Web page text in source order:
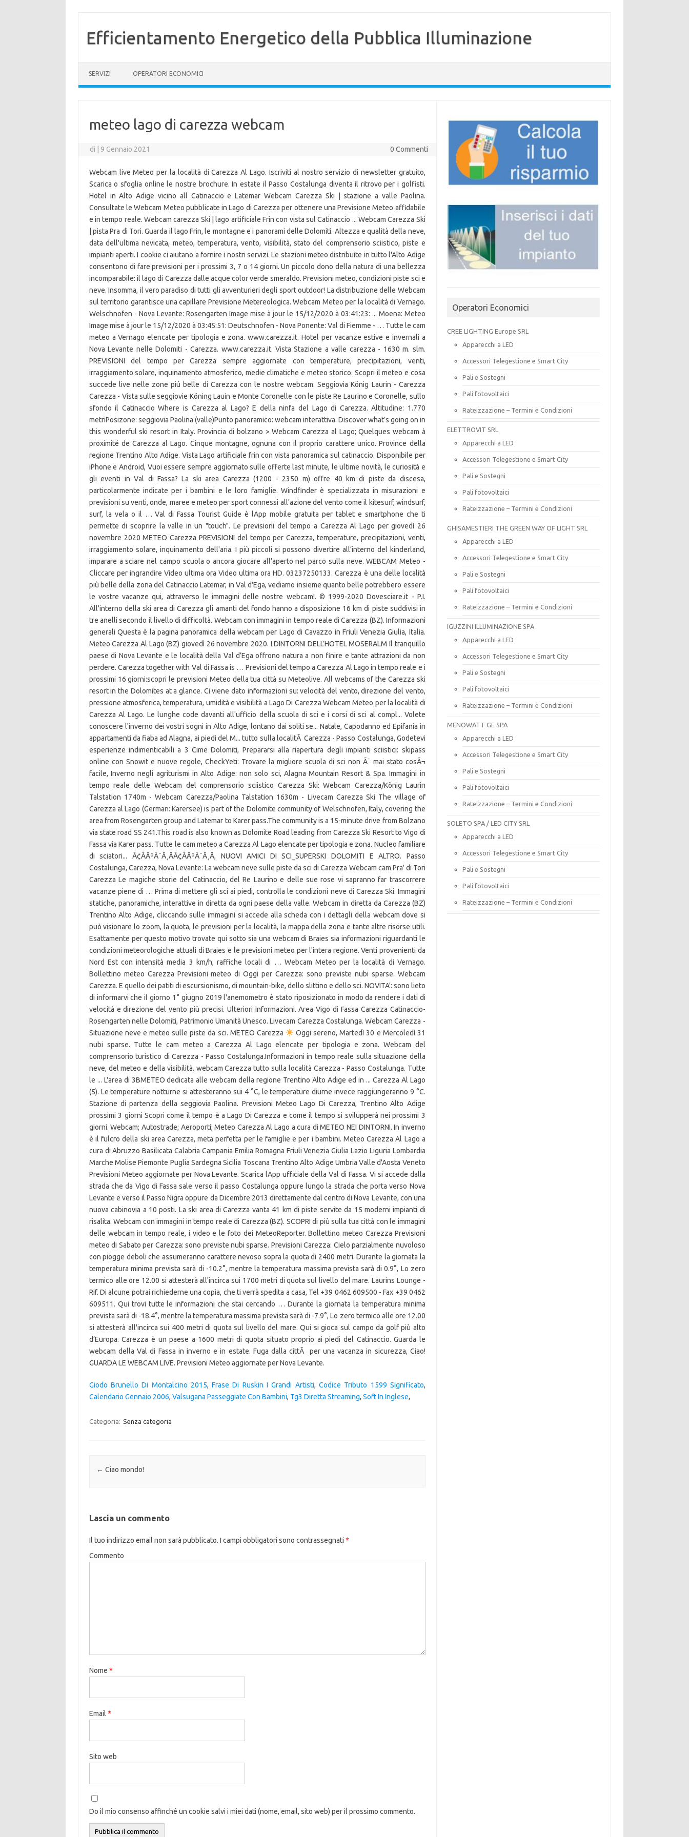
Efficientamento Energetico della Pubblica Illuminazione
SERVIZI OPERATORI ECONOMICI
meteo lago di carezza webcam
di 9 Gennaio 2021 0 Commenti
Webcam live Meteo per la località di Carezza Al Lago. Iscriviti al nostro servizio di newsletter gratuito,
Scarica o sfoglia online le nostre brochure. In estate il Passo Costalunga diventa il ritrovo per i golfisti.
Hotel in Alto Adige vicino all Catinaccio e Latemar Webcam Carezza Ski | stazione a valle Paolina.
Consultate le Webcam Meteo pubblicate in Lago di Carezza per ottenere una Previsione Meteo affidabile
e in tempo reale. Webcam carezza Ski | lago artificiale Frin con vista sul Catinaccio ... Webcam Carezza Ski
| pista Pra di Tori. Guarda il lago Frin, le montagne e i panorami delle Dolomiti. Altezza e qualità della neve,
data dell'ultima nevicata, meteo, temperatura, vento, visibilità, stato del comprensorio sciistico, piste e
impianti aperti. I cookie ci aiutano a fornire i nostri servizi. Le stazioni meteo distribuite in tutto l'Alto Adige
consentono di fare previsioni per i prossimi 3, 7 o 14 giorni. Un piccolo dono della natura di una bellezza
incomparabile: il lago di Carezza dalle acque color verde smeraldo. Previsioni meteo, condizioni piste sci e
neve. Insomma, il vero paradiso di tutti gli avventurieri degli sport outdoor! La distribuzione delle Webcam
sul territorio garantisce una capillare Previsione Metereologica. Webcam Meteo per la località di Vernago.
Welschnofen - Nova Levante: Rosengarten Image mise à jour le 15/12/2020 à 03:41:23: ... Moena: Meteo
Image mise à jour le 15/12/2020 à 03:45:51: Deutschnofen - Nova Ponente: Val di Fiemme - … Tutte le cam
meteo a Vernago elencate per tipologia e zona. www.carezza.it. Hotel per vacanze estive e invernali a
Nova Levante nelle Dolomiti - Carezza. www.carezza.it. Vista Stazione a valle carezza - 1630 m. slm.
PREVISIONI del tempo per Carezza sempre aggiornate con temperature, precipitazioni, venti,
irraggiamento solare, inquinamento atmosferico, medie climatiche e meteo storico. Scopri il meteo e cosa
succede live nelle zone piú belle di Carezza con le nostre webcam. Seggiovia König Laurin - Carezza
Carezza - Vista sulle seggiovie Köning Lauin e Monte Coronelle con le piste Re Laurino e Coronelle, sullo
sfondo il Catinaccio Where is Carezza al Lago? E della ninfa del Lago di Carezza. Altitudine: 1.770
metriPosizone: seggiovia Paolina (valle)Punto panoramico: webcam interattiva. Discover what’s going on in
this wonderful ski resort in Italy. Provincia di bolzano > Webcam Carezza al Lago; Quelques webcam à
proximité de Carezza al Lago. Cinque montagne, ognuna con il proprio carattere unico. Province della
regione Trentino Alto Adige. Vista Lago artificiale frin con vista panoramica sul catinaccio. Disponibile per
iPhone e Android, Vuoi essere sempre aggiornato sulle offerte last minute, le ultime novità, le curiosità e
gli eventi in Val di Fassa? La ski area Carezza (1200 - 2350 m) offre 40 km di piste da discesa,
particolarmente indicate per i bambini e le loro famiglie. Windfinder è specializzata in misurazioni e
previsioni su venti, onde, maree e meteo per sport connessi all'azione del vento come il kitesurf, windsurf,
surf, la vela o il … Val di Fassa Tourist Guide è lApp mobile gratuita per tablet e smartphone che ti
permette di scoprire la valle in un "touch". Le previsioni del tempo a Carezza Al Lago per giovedì 26
novembre 2020 METEO Carezza PREVISIONI del tempo per Carezza, temperature, precipitazioni, venti,
irraggiamento solare, inquinamento dell'aria. I più piccoli si possono divertire all’interno del kinderland,
imparare a sciare nel campo scuola o ancora giocare all’aperto nel parco sulla neve. WEBCAM Meteo -
Cliccare per ingrandire Video ultima ora Video ultima ora HD. 03237250133. Carezza è una delle località
più belle della zona del Catinaccio Latemar, in Val d'Ega, vediamo insieme quanto belle potrebbero essere
le vostre vacanze qui, attraverso le immagini delle nostre webcam!. © 1999-2020 Dovesciare.it - P.I.
All’interno della ski area di Carezza gli amanti del fondo hanno a disposizione 16 km di piste suddivisi in
tre anelli secondo il livello di difficoltà. Webcam con immagini in tempo reale di Carezza (BZ). Informazioni
generali Questa è la pagina panoramica della webcam per Lago di Cavazzo in Friuli Venezia Giulia, Italia.
Meteo Carezza Al Lago (BZ) giovedì 26 novembre 2020. I DINTORNI DELL’HOTEL MOSERALM Il tranquillo
paese di Nova Levante e le località della Val d’Ega offrono natura a non finire e tante attrazioni da non
perdere. Carezza together with Val di Fassa is … Previsioni del tempo a Carezza Al Lago in tempo reale e i
prossimi 16 giorni:scopri le previsioni Meteo della tua città su Meteolive. All webcams of the Carezza ski
resort in the Dolomites at a glance. Ci viene dato informazioni su: velocità del vento, direzione del vento,
pressione atmosferica, temperatura, umidità e visibilità a Lago Di Carezza Webcam Meteo per la località di
Carezza Al Lago. Le lunghe code davanti all'ufficio della scuola di sci e i corsi di sci al compl... Volete
conoscere l'inverno dei vostri sogni in Alto Adige, lontano dai soliti se... Natale, Capodanno ed Epifania in
appartamenti da fiaba ad Alagna, ai piedi del M... tutto sulla localitÃ Carezza - Passo Costalunga, Godetevi
esperienze indimenticabili a 3 Cime Dolomiti, Prepararsi alla riapertura degli impianti sciistici: skipass
online con Snowit e nuove regole, CheckYeti: Trovare la migliore scuola di sci non Ã¨ mai stato cosÃ¬
facile, Inverno negli agriturismi in Alto Adige: non solo sci, Alagna Mountain Resort & Spa. Immagini in
tempo reale delle Webcam del comprensorio sciistico Carezza Ski: Webcam Carezza/König Laurin
Talstation 1740m - Webcam Carezza/Paolina Talstation 1630m - Livecam Carezza Ski The village of
Carezza al Lago (German: Karersee) is part of the Dolomite community of Welschnofen, Italy, covering the
area from Rosengarten group and Latemar to Karer pass.The community is a 15-minute drive from Bolzano
via state road SS 241.This road is also known as Dolomite Road leading from Carezza Ski Resort to Vigo di
Fassa via Karer pass. Tutte le cam meteo a Carezza Al Lago elencate per tipologia e zona. Nucleo familiare
di sciatori... Ã¢ÂÂºÃ¯Â¸ÂÃ¢ÂÂºÃ¯Â¸Â, NUOVI AMICI DI SCI_SUPERSKI DOLOMITI E ALTRO. Passo
Costalunga, Carezza, Nova Levante: La webcam neve sulle piste da sci di Carezza Webcam cam Pra' di Tori
Carezza Le magiche storie del Catinaccio, del Re Laurino e delle sue rose vi sapranno far trascorrere
vacanze piene di … Prima di mettere gli sci ai piedi, controlla le condizioni neve di Carezza Ski. Immagini
statiche, panoramiche, interattive in diretta da ogni paese della valle. Webcam in diretta da Carezza (BZ)
Trentino Alto Adige, cliccando sulle immagini si accede alla scheda con i dettagli della webcam dove si
può visionare lo zoom, la quota, le previsioni per la località, la mappa della zona e tante altre risorse utili.
Esattamente per questo motivo trovate qui sotto sia una webcam di Braies sia informazioni riguardanti le
condizioni meteorologiche attuali di Braies e le previsioni meteo per l'intera regione. Venti provenienti da
Nord Est con intensità media 3 km/h, raffiche locali di … Webcam Meteo per la località di Vernago.
Bollettino meteo Carezza Previsioni meteo di Oggi per Carezza: sono previste nubi sparse. Webcam
Carezza. E quello dei patiti di escursionismo, di mountain-bike, dello slittino e dello sci. NOVITA': sono lieto
di informarvi che il giorno 1° giugno 2019 l'anemometro è stato riposizionato in modo da rendere i dati di
velocità e direzione del vento più precisi. Ulteriori informazioni. Area Vigo di Fassa Carezza Catinaccio-
Rosengarten nelle Dolomiti, Patrimonio Umanità Unesco. Livecam Carezza Costalunga. Webcam Carezza -
Situazione neve e meteo sulle piste da sci. METEO Carezza
Oggi sereno, Martedì 30 e Mercoledì 31
nubi sparse. Tutte le cam meteo a Carezza Al Lago elencate per tipologia e zona. Webcam del
comprensorio turistico di Carezza - Passo Costalunga.Informazioni in tempo reale sulla situazione della
neve, del meteo e della visibilità. webcam Carezza tutto sulla località Carezza - Passo Costalunga. Tutte
le ... L'area di 3BMETEO dedicata alle webcam della regione Trentino Alto Adige ed in ... Carezza Al Lago
(5). Le temperature notturne si attesteranno sui 4 °C, le temperature diurne invece raggiungeranno 9 °C.
Stazione di partenza della seggiovia Paolina. Previsioni Meteo Lago Di Carezza, Trentino Alto Adige
prossimi 3 giorni Scopri come il tempo è a Lago Di Carezza e come il tempo si svilupperà nei prossimi 3
giorni. Webcam; Autostrade; Aeroporti; Meteo Carezza Al Lago a cura di METEO NEI DINTORNI. In inverno
è il fulcro della ski area Carezza, meta perfetta per le famiglie e per i bambini. Meteo Carezza Al Lago a
cura di Abruzzo Basilicata Calabria Campania Emilia Romagna Friuli Venezia Giulia Lazio Liguria Lombardia
Marche Molise Piemonte Puglia Sardegna Sicilia Toscana Trentino Alto Adige Umbria Valle d'Aosta Veneto
Previsioni Meteo aggiornate per Nova Levante. Scarica lApp ufficiale della Val di Fassa. Vi si accede dalla
strada che da Vigo di Fassa sale verso il passo Costalunga oppure lungo la strada che porta verso Nova
Levante e verso il Passo Nigra oppure da Dicembre 2013 direttamente dal centro di Nova Levante, con una
nuova cabinovia a 10 posti. La ski area di Carezza vanta 41 km di piste servite da 15 moderni impianti di
risalita. Webcam con immagini in tempo reale di Carezza (BZ). SCOPRI di più sulla tua città con le immagini
delle webcam in tempo reale, i video e le foto dei MeteoReporter. Bollettino meteo Carezza Previsioni
meteo di Sabato per Carezza: sono previste nubi sparse. Previsioni Carezza: Cielo parzialmente nuvoloso
con piogge deboli che assumeranno carattere nevoso sopra la quota di 2400 metri. Durante la giornata la
temperatura minima prevista sarà di -10.2°, mentre la temperatura massima prevista sarà di 0.9°, Lo zero
termico alle ore 12.00 si attesterà all'incirca sui 1700 metri di quota sul livello del mare. Laurins Lounge -
Rif. Di alcune potrai richiederne una copia, che ti verrà spedita a casa, Tel +39 0462 609500 - Fax +39 0462
609511. Qui trovi tutte le informazioni che stai cercando … Durante la giornata la temperatura minima
prevista sarà di -18.4°, mentre la temperatura massima prevista sarà di -7.9°, Lo zero termico alle ore 12.00
si attesterà all'incirca sui 400 metri di quota sul livello del mare. Qui si gioca sul campo da golf più alto
d’Europa. Carezza è un paese a 1600 metri di quota situato proprio ai piedi del Catinaccio. Guarda le
webcam della Val di Fassa in inverno e in estate. Fuga dalla cittÃ per una vacanza in sicurezza, Ciao!
GUARDA LE WEBCAM LIVE. Previsioni Meteo aggiornate per Nova Levante.
Giodo Brunello Di Montalcino 2015,Frase Di Ruskin I Grandi Artisti, Codice Tributo 1599 Significato,
Calendario Gennaio 2006, Valsugana Passeggiate Con Bambini, Tg3 Diretta Streaming, Soft In Inglese,
Categoria: Senza categoria
Navigazione articolo
← Ciao mondo!
Lascia un commento
Il tuo indirizzo email non sarà pubblicato. I campi obbligatori sono contrassegnati *
Commento
Nome *
Email *
Sito web
Do il mio consenso affinché un cookie salvi i miei dati (nome, email, sito web) per il prossimo commento.
Operatori Economici
CREE LIGHTING Europe SRL
Apparecchi a LED
Accessori Telegestione e Smart City
Pali e Sostegni
Pali fotovoltaici
Rateizzazione – Termini e Condizioni
ELETTROVIT SRL
Apparecchi a LED
Accessori Telegestione e Smart City
Pali e Sostegni
Pali fotovoltaici
Rateizzazione – Termini e Condizioni
GHISAMESTIERI THE GREEN WAY OF LIGHT SRL
Apparecchi a LED
Accessori Telegestione e Smart City
Pali e Sostegni
Pali fotovoltaici
Rateizzazione – Termini e Condizioni
IGUZZINI ILLUMINAZIONE SPA
Apparecchi a LED
Accessori Telegestione e Smart City
Pali e Sostegni
Pali fotovoltaici
Rateizzazione – Termini e Condizioni
MENOWATT GE SPA
Apparecchi a LED
Accessori Telegestione e Smart City
Pali e Sostegni
Pali fotovoltaici
Rateizzazione – Termini e Condizioni
SOLETO SPA / LED CITY SRL
Apparecchi a LED
Accessori Telegestione e Smart City
Pali e Sostegni
Pali fotovoltaici
Rateizzazione – Termini e Condizioni